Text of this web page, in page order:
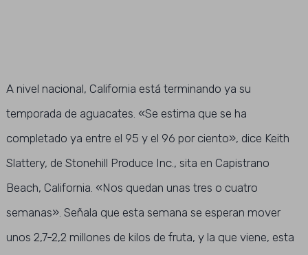
A nivel nacional, California está terminando ya su
temporada de aguacates. «Se estima que se ha
completado ya entre el 95 y el 96 por ciento», dice Keith
Slattery, de Stonehill Produce Inc., sita en Capistrano
Beach, California. «Nos quedan unas tres o cuatro
semanas». Señala que esta semana se esperan mover
unos 2,7-2,2 millones de kilos de fruta, y la que viene, esta